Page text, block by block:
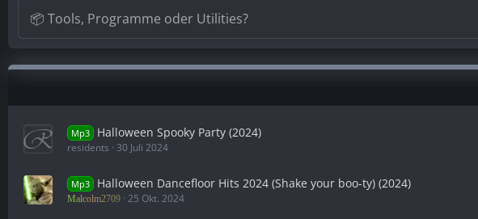
Mp3 Halloween Spooky Party (2024)
residents 30 Juli 2024
Mp3 Halloween Dancefloor Hits 2024 (Shake your boo-ty) (2024)
Malcolm2709 25 Okt. 2024